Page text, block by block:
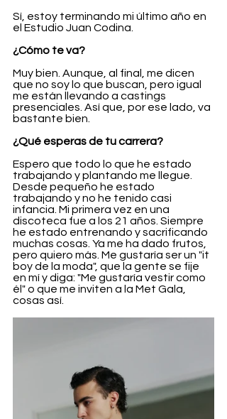
Sí, estoy terminando mi último año en
el Estudio Juan Codina.
¿Cómo te va?
Muy bien. Aunque, al final, me dicen
que no soy lo que buscan, pero igual
me están llevando a castings
presenciales. Así que, por ese lado, va
bastante bien.
¿Qué esperas de tu carrera?
Espero que todo lo que he estado
trabajando y plantando me llegue.
Desde pequeño he estado
trabajando y no he tenido casi
infancia. Mi primera vez en una
discoteca fue a los 21 años. Siempre
he estado entrenando y sacrificando
muchas cosas. Ya me ha dado frutos,
pero quiero más. Me gustaría ser un "it
boy de la moda", que la gente se fije
en mí y diga: "Me gustaría vestir como
él" o que me inviten a la Met Gala,
cosas así.